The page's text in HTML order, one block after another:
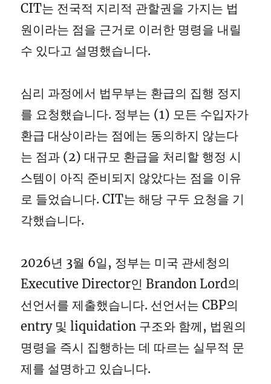
CIT는 전국적 지리적 관할권을 가지는 법
원이라는 점을 근거로 이러한 명령을 내릴
수 있다고 설명했습니다.
심리 과정에서 법무부는 환급의 집행 정지
를 요청했습니다. 정부는 (1) 모든 수입자가
환급 대상이라는 점에는 동의하지 않는다
는 점과 (2) 대규모 환급을 처리할 행정 시
스템이 아직 준비되지 않았다는 점을 이유
로 들었습니다. CIT는 해당 구두 요청을 기
각했습니다.
2026년 3월 6일, 정부는 미국 관세청의
Executive Director인 Brandon Lord의
선언서를 제출했습니다. 선언서는 CBP의
entry 및 liquidation 구조와 함께, 법원의
명령을 즉시 집행하는 데 따르는 실무적 문
제를 설명하고 있습니다.